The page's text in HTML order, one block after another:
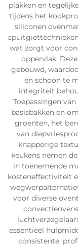
plakken en
tijdens het
siliconen
wat zorgt voor
oppervlak.
gebouwd,
en schoon te
integriteit
Toepassingen
basisbakken en
groenten, het
van
knapperige
keukens nemen
in toenemende
kosteneffectiviteit
voor diverse
essentieel
consistente,